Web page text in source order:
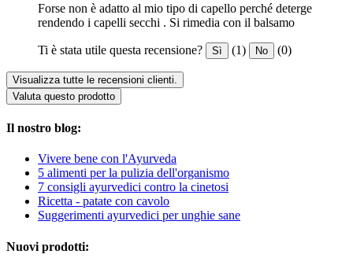
Forse non è adatto al mio tipo di capello perché deterge
rendendo i capelli secchi . Si rimedia con il balsamo
Ti è stata utile questa recensione? Sì (1) No (0)
Visualizza tutte le recensioni clienti.
Valuta questo prodotto
Il nostro blog:
Vivere bene con l'Ayurveda
5 alimenti per la pulizia dell'organismo
7 consigli ayurvedici contro la cinetosi
Ricetta - patate con cavolo
Suggerimenti ayurvedici per unghie sane
Nuovi prodotti: